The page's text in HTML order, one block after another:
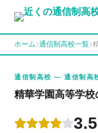
ホーム 通信制高校一覧
通信制高校 — 通信制高
精華学園高等学
3.5